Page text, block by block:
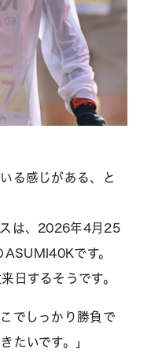
る感じがある、と
スは、2026年4月25
です。
日するそうです。
でしっかり勝負で
たいです。」